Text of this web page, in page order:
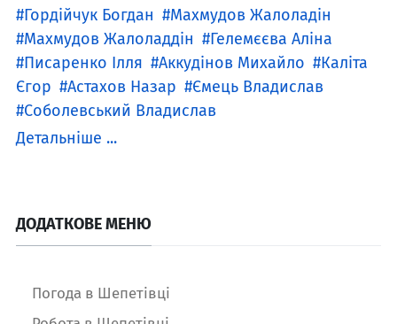
Гордійчук Богдан
Махмудов Жалоладін
Махмудов Жалоладдін
Гелемєєва Аліна
Писаренко Ілля
Аккудінов Михайло
Каліта
Єгор
Астахов Назар
Ємець Владислав
Соболевський Владислав
Детальніше ...
ДОДАТКОВЕ МЕНЮ
Погода в Шепетівці